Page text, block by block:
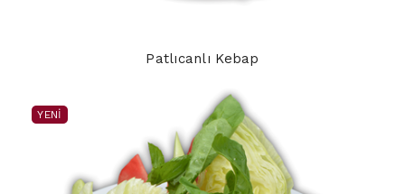
Patlıcanlı Kebap
YENI